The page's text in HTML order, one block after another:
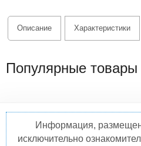
Описание Характеристики
Популярные товары
Информация,
исключительно